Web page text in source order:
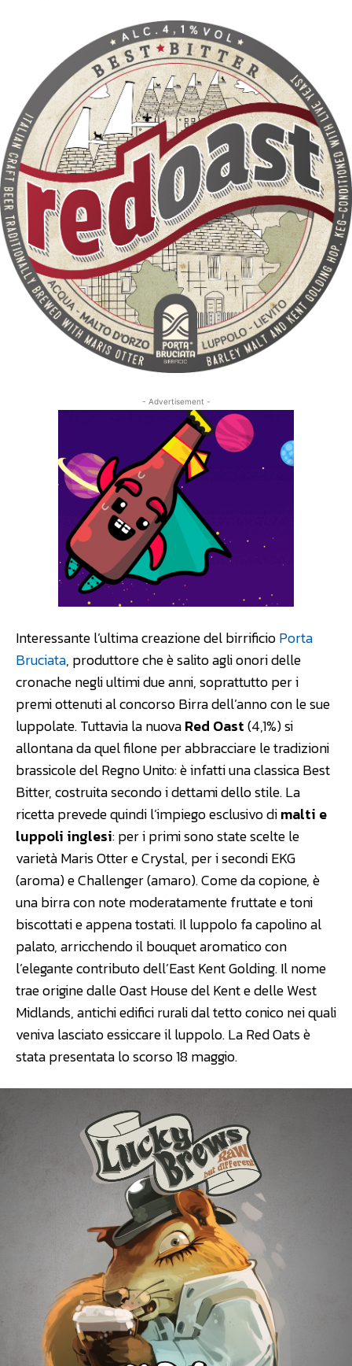
- Advertisement -
Interessante l’ultima creazione del birrificioPorta
Bruciata, produttore che è salito agli onori delle
cronache negli ultimi due anni, soprattutto per i
premi ottenuti al concorso Birra dell’anno con le sue
luppolate. Tuttavia la nuovaRed Oast(4,1%) si
allontana da quel filone per abbracciare le tradizioni
brassicole del Regno Unito: è infatti una classica Best
Bitter, costruita secondo i dettami dello stile. La
ricetta prevede quindi l’impiego esclusivo dimalti e
luppoli inglesi: per i primi sono state scelte le
varietà Maris Otter e Crystal, per i secondi EKG
(aroma) e Challenger (amaro). Come da copione, è
una birra con note moderatamente fruttate e toni
biscottati e appena tostati. Il luppolo fa capolino al
palato, arricchendo il bouquet aromatico con
l’elegante contributo dell’East Kent Golding. Il nome
trae origine dalle Oast House del Kent e delle West
Midlands, antichi edifici rurali dal tetto conico nei quali
veniva lasciato essiccare il luppolo. La Red Oats è
stata presentata lo scorso 18 maggio.